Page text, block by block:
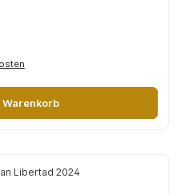
Warenkorb